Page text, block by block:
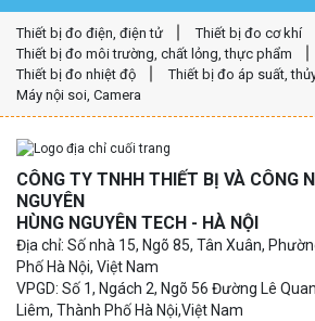
Thiết bị đo điện, điện tử
Thiết bị đo cơ khí
Thiết bị đo môi trường, chất lỏng, thực phẩm
Thiết bị đo nhiệt độ
Thiết bị đo áp suất,
Máy nội soi, Camera
CÔNG TY TNHH THIẾT BỊ VÀ CÔNG
NGUYÊN
HÙNG NGUYÊN TECH - HÀ NỘI
Địa chỉ: Số nhà 15, Ngõ 85, Tân Xuân,
Phố Hà Nội, Việt Nam
VPGD: Số 1, Ngách 2, Ngõ 56 Đường Lê
Liêm, Thành Phố Hà Nội,Việt Nam